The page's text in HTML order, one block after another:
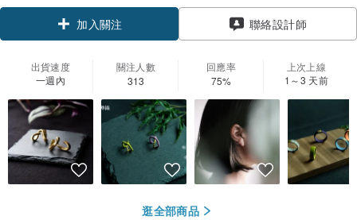
加入關注 聯絡設計師
出貨速度
一週內
關注人數
313
回應率
75%
上次上線
1～3 天前
逛全部商品